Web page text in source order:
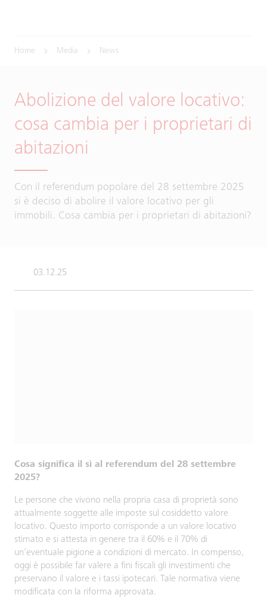
Home Media News
Abolizione del valore locativo:
cosa cambia per i proprietari di
abitazioni
Con il referendum popolare del 28 settembre 2025
si è deciso di abolire il valore locativo per gli
immobili. Cosa cambia per i proprietari di abitazioni?
03.12.25
Cosa significa il sì al referendum del 28 settembre
2025?
Le persone che vivono nella propria casa di proprietà sono
attualmente soggette alle imposte sul cosiddetto valore
locativo. Questo importo corrisponde a un valore locativo
stimato e si attesta in genere tra il 60% e il 70% di
un’eventuale pigione a condizioni di mercato. In compenso,
oggi è possibile far valere a fini fiscali gli investimenti che
preservano il valore e i tassi ipotecari. Tale normativa viene
modificata con la riforma approvata.